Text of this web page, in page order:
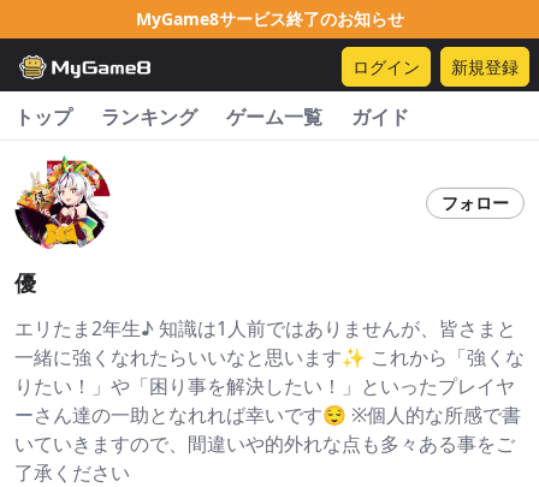
MyGame8サービス終了のお知らせ
ログイン 新規登録
トップ ランキング ゲーム一覧 ガイド
フォロー
優
エリたま2年生♪ 知識は1人前ではありませんが、皆さまと
一緒に強くなれたらいいなと思います✨ これから「強くな
りたい！」や「困り事を解決したい！」といったプレイヤ
ーさん達の一助となれれば幸いです😌 ※個人的な所感で書
いていきますので、間違いや的外れな点も多々ある事をご
了承ください